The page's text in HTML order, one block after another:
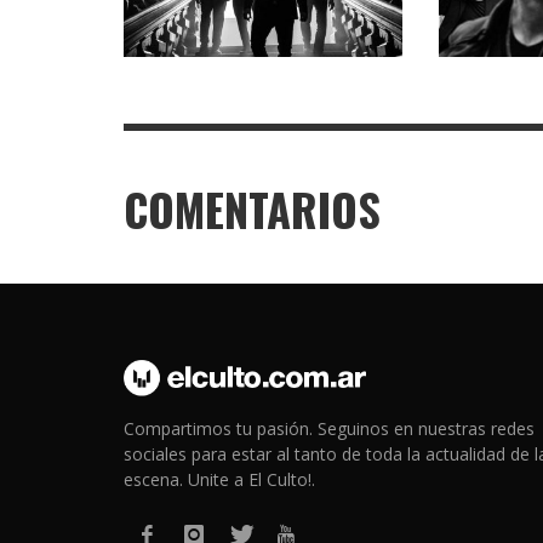
COMENTARIOS
Compartimos tu pasión. Seguinos en nuestras redes
sociales para estar al tanto de toda la actualidad de
escena. Unite a El Culto!.